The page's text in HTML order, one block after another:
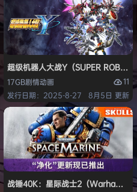
超级机器人大战Y（SUPER ROBOT
17GB剧情动画
11
发行日期：2025-8-27
8月5日 更新
战锤40K：星际战士2（